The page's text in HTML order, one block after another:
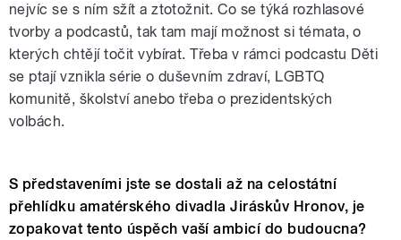
nejvíc se s ním sžít a ztotožnit. Co se týká rozhlasové
tvorby a podcastů, tak tam mají možnost si témata, o
kterých chtějí točit vybírat. Třeba v rámci podcastu Děti
se ptají vznikla série o duševním zdraví, LGBTQ
komunitě, školství anebo třeba o prezidentských
volbách.
S představeními jste se dostali až na celostátní
přehlídku amatérského divadla Jiráskův Hronov, je
zopakovat tento úspěch vaší ambicí do budoucna?